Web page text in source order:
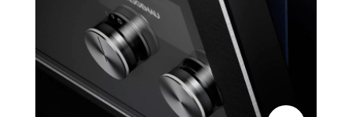
STIEBEL ELTRON
STONE ITALIANA
SUMMIT
THERMADOR
VICTORIA ALBERT